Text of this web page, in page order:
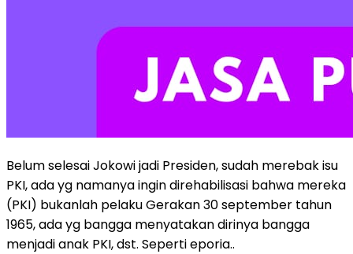
Belum selesai Jokowi jadi Presiden, sudah merebak isu
PKI, ada yg namanya ingin direhabilisasi bahwa mereka
(PKI) bukanlah pelaku Gerakan 30 september tahun
1965, ada yg bangga menyatakan dirinya bangga
menjadi anak PKI, dst. Seperti eporia..